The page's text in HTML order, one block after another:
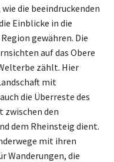
die beeindruckenden
Einblicke in die
gewähren. Die
auf das Obere
zählt. Hier
mit
die Überreste des
zwischen den
dem Rheinsteig dient.
mit ihren
Wanderungen, die